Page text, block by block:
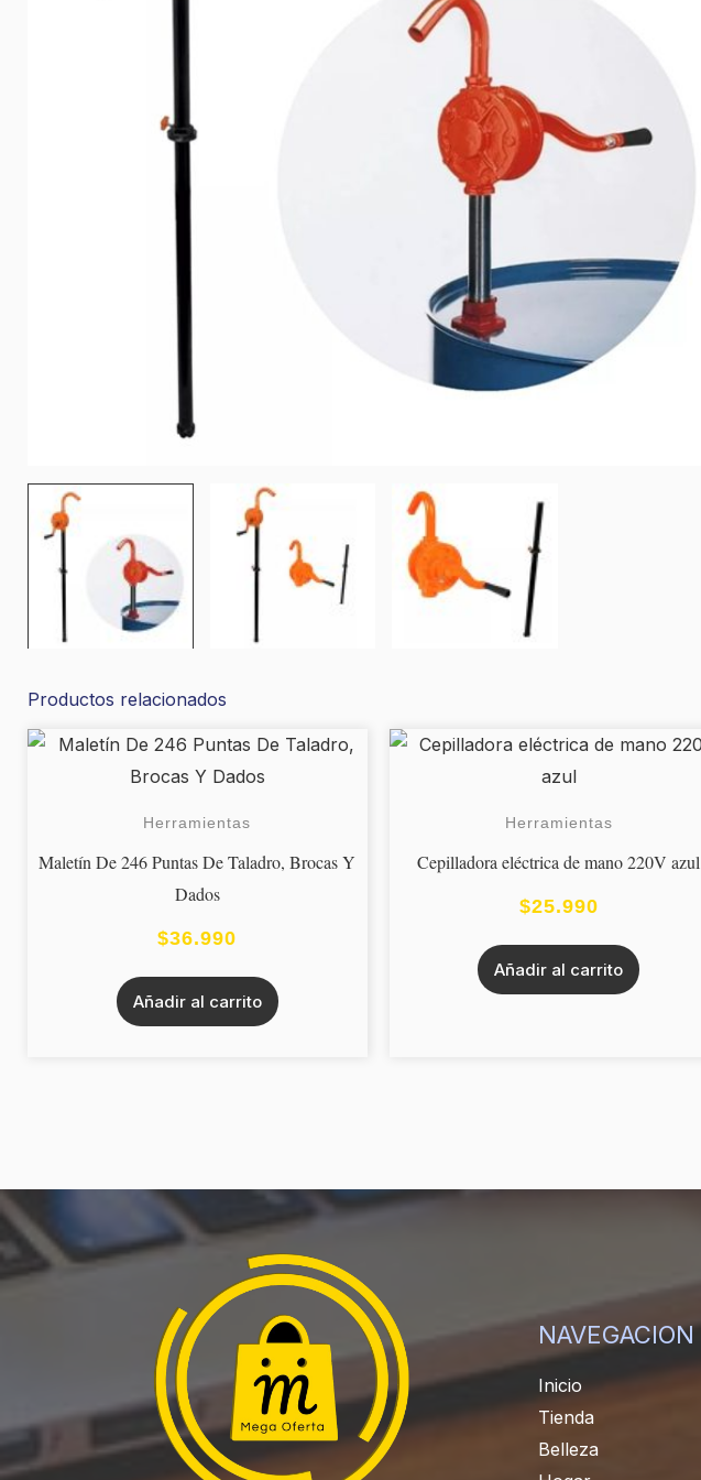
Productos relacionados
Herramientas
Maletín De 246 Puntas De Taladro, Brocas Y
Dados
$36.990
Añadir al carrito
Herramientas
Cepilladora eléctrica de mano 220V azul
$25.990
Añadir al carrito
NAVEGACION
Inicio
Tienda
Belleza